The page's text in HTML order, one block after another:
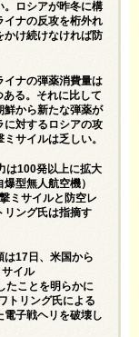
。ロシアが昨冬に構
イナの反攻を桁外れ
かけ続けなければ防
イナの弾薬消費量は
る。それに比して
鮮から新たな弾薬が
に対するロシアの攻
サイルは乏しい。
は100発以上に拡大
型無人航空機）
ミサイルと防空レ
リング氏は指摘す
は17日、米国から
イル
たことを明らかに
トリング氏による
電子戦ヘリを破壊し